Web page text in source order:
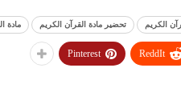
الكريم تحضير مادة القرآن الكريم مادة
ReddIt
Pinterest